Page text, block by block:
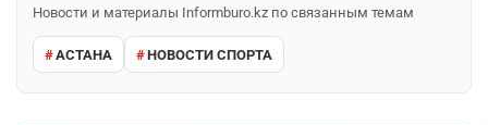
Новости и материалы Informburo.kz по связанным темам
АСТАНА НОВОСТИ СПОРТА